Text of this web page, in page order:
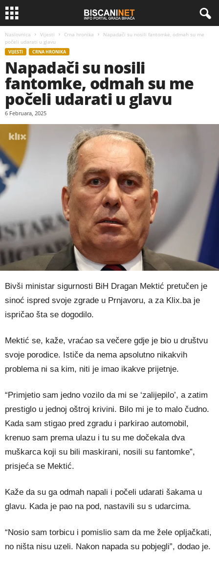
Naslovnica Vijesti Crna hronika
Napadači su nosili fantomke, odmah su me
počeli udarati u glavu
VIJESTI CRNA HRONIKA
Napadači su nosili
fantomke, odmah su me
počeli udarati u glavu
6 Februara, 2025
Bivši ministar sigurnosti BiH Dragan Mektić pretučen je
sinoć ispred svoje zgrade u Prnjavoru, a za Klix.ba je
ispričao šta se dogodilo.
Mektić se, kaže, vraćao sa večere gdje je bio u društvu
svoje porodice. Ističe da nema apsolutno nikakvih
problema ni sa kim, niti je imao ikakve prijetnje.
“Primjetio sam jedno vozilo da mi se ‘zalijepilo’, a zatim
prestiglo u jednoj oštroj krivini. Bilo mi je to malo čudno.
Kada sam stigao pred zgradu i parkirao automobil,
krenuo sam prema ulazu i tu su me dočekala dva
muškarca koji su bili maskirani, nosili su fantomke”,
prisjeća se Mektić.
Kaže da su ga odmah napali i počeli udarati šakama u
glavu. Kada je pao na pod, nastavili su s udarcima.
“Nosio sam torbicu i pomislio sam da me žele opljačkati,
no ništa nisu uzeli. Nakon napada su pobjegli”, dodao je.